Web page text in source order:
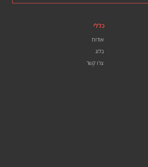
כללי
אודות
בלוג
צרו קשר